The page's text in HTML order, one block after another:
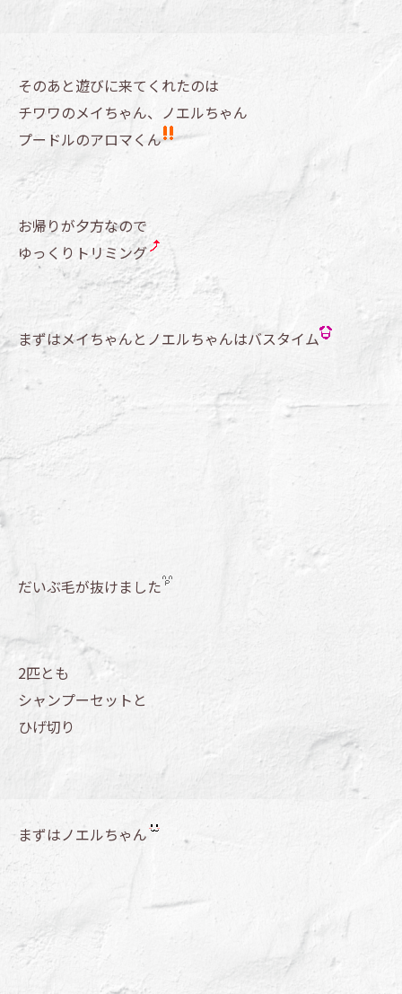
そのあと遊びに来てくれたのは
チワワのメイちゃん、ノエルちゃん
プードルのアロマくん
お帰りが夕方なので
ゆっくりトリミング
まずはメイちゃんとノエルちゃんはバスタイム
だいぶ毛が抜けました
2匹とも
シャンプーセットと
ひげ切り
まずはノエルちゃん